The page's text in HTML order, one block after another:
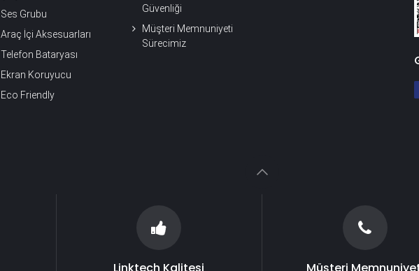
Ses Grubu
Araç İçi Aksesuarları
Telefon Bataryası
Ekran Koruyucu
Eco Friendly
Güvenliği
Müşteri Memnuniyeti
Sürecimiz